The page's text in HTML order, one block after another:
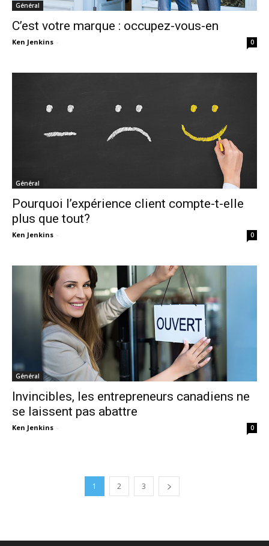
Général
C’est votre marque : occupez-vous-en
Ken Jenkins - 0
Général
Pourquoi l’expérience client compte-t-elle
plus que tout?
Ken Jenkins - 0
Général
Invincibles, les entrepreneurs canadiens ne
se laissent pas abattre
Ken Jenkins - 0
1 2 3